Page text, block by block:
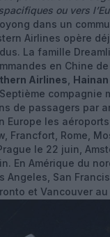
ou vers
dans un
Airlines opère
La famille
en Chine de
Airlines
compagnie
de passagers par
Europe les
Francfort, Rome,
le 22 juin,
En Amérique du
Angeles, San
et Vancouver au